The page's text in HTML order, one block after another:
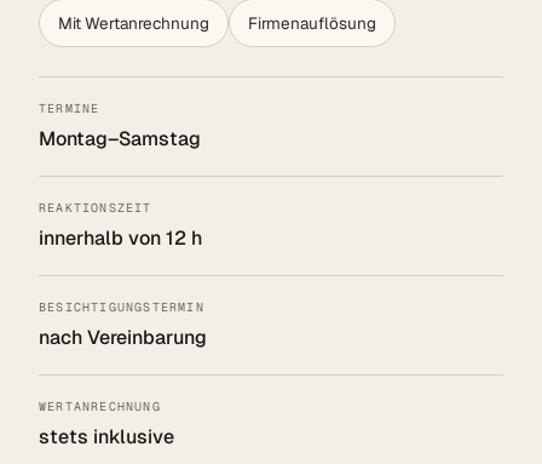
Mit Wertanrechnung Firmenauflösung
TERMINE
Montag–Samstag
REAKTIONSZEIT
innerhalb von 12 h
BESICHTIGUNGSTERMIN
nach Vereinbarung
WERTANRECHNUNG
stets inklusive